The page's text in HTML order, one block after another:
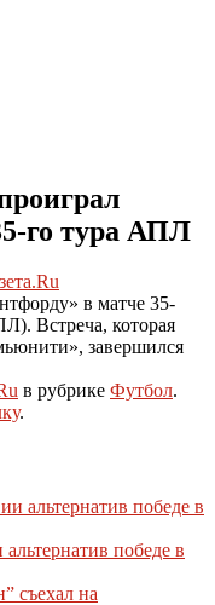
го тура АПЛ
в матче 35-
Встреча, которая
завершился
в рубрике Футбол.
.
победе в